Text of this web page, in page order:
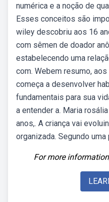
numérica e a noção de
Esses conceitos são
wiley descobriu aos 16
com sêmen de doador
estabelecendo uma
com. Webem resumo,
começa a desenvolver
fundamentais para sua
a entender a. Maria
anos,. A criança vai
organizada. Segundo
For more